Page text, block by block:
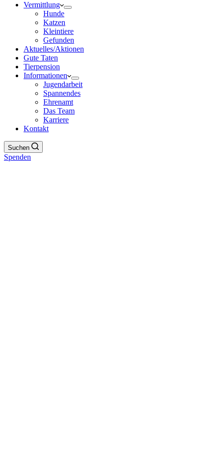
Vermittlung
Hunde
Katzen
Kleintiere
Gefunden
Aktuelles/Aktionen
Gute Taten
Tierpension
Informationen
Jugendarbeit
Spannendes
Ehrenamt
Das Team
Karriere
Kontakt
Suchen
Spenden